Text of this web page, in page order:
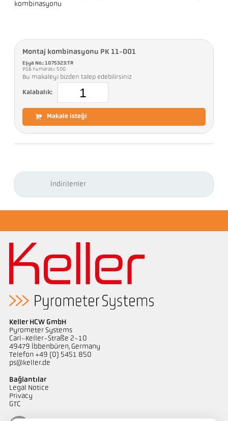
kombinasyonu
Montaj kombinasyonu PK 11-001
Eşya No.: 1075323:TR
PGB numarası: 500
Bu makaleyi bizden talep edebilirsiniz
Kalabalık:
Makale isteği
İndirilenler
Keller HCW GmbH
Pyrometer Systems
Carl-Keller-Straße 2-10
49479 Ibbenbüren, Germany
Telefon +49 (0) 5451 850
ps@keller.de
Bağlantılar
Legal Notice
Privacy
GTC